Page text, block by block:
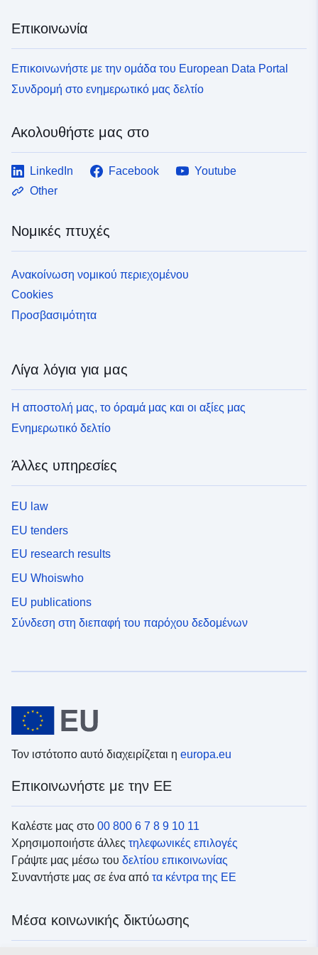
Επικοινωνία
Επικοινωνήστε με την ομάδα του European Data Portal
Συνδρομή στο ενημερωτικό μας δελτίο
Ακολουθήστε μας στο
LinkedIn Facebook
Youtube
Other
Νομικές πτυχές
Ανακοίνωση νομικού περιεχομένου
Cookies
Προσβασιμότητα
Λίγα λόγια για μας
Η αποστολή μας, το όραμά μας και οι αξίες μας
Ενημερωτικό δελτίο
Άλλες υπηρεσίες
EU law
EU tenders
EU research results
EU Whoiswho
EU publications
Σύνδεση στη διεπαφή του παρόχου δεδομένων
Τον ιστότοπο αυτό διαχειρίζεται η europa.eu
Επικοινωνήστε με την ΕΕ
Καλέστε μας στο 00 800 6 7 8 9 10 11
Χρησιμοποιήστε άλλες τηλεφωνικές επιλογές
Γράψτε μας μέσω του δελτίου επικοινωνίας
Συναντήστε μας σε ένα από τα κέντρα της ΕΕ
Μέσα κοινωνικής δικτύωσης